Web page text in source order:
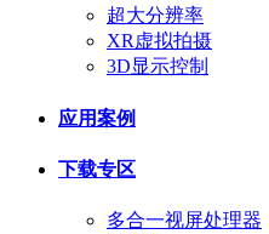
超大分辨率
XR虚拟拍摄
3D显示控制
应用案例
下载专区
多合一视屏处理器